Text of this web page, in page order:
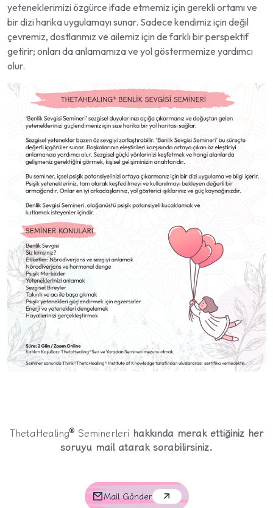
yeteneklerimizi özgürce ifade etmemiz için gerekli ortamı ve
bir dizi harika uygulamayı sunar. Sadece kendimiz için değil
çevremiz, dostlarımız ve ailemiz için de farklı bir perspektif
getirir; onları da anlamamıza ve yol göstermemize yardımcı
olur.
ThetaHealing® Seminerleri hakkında merak ettiğiniz her
soruyu mail atarak sorabilirsiniz.
Mail Gönder